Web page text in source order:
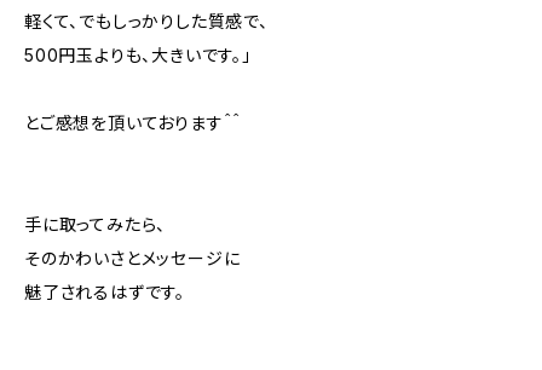
軽くて、でもしっかりした質感で、
500円玉よりも、大きいです。」
とご感想を頂いております＾＾
手に取ってみたら、
そのかわいさとメッセージに
魅了されるはずです。